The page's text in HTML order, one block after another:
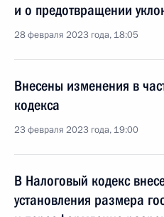
и о предотвращении
28 февраля 2023 года, 18:05
Внесены изменения в
кодекса
23 февраля 2023 года, 19:00
В Налоговый кодекс
установления размера